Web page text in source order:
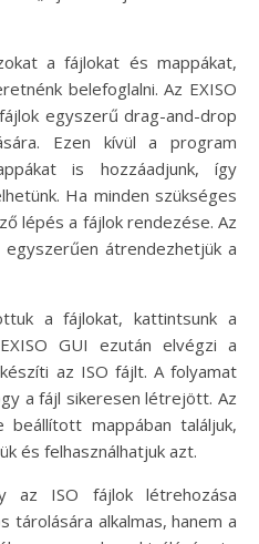
a fájlokat és mappákat,
belefoglalni. Az EXISO
egyszerű drag-and-drop
Ezen kívül a program
is hozzáadjunk, így
Ha minden szükséges
lépés a fájlok rendezése. Az
átrendezhetjük a
a fájlokat, kattintsunk a
GUI ezután elvégzi a
az ISO fájlt. A folyamat
a fájl sikeresen létrejött. Az
mappában találjuk,
és felhasználhatjuk azt.
az ISO fájlok létrehozása
tárolására alkalmas, hanem a